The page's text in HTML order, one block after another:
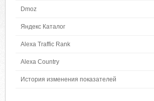
Dmoz
Яндекс Каталог
Alexa Traffic Rank
Alexa Country
История изменения показателей